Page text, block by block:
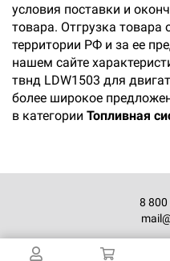
условия поставки и
товара. Отгрузка товара
территории РФ и за ее
нашем сайте
твнд LDW1503 для
более широкое
в категории Топливная
8 800